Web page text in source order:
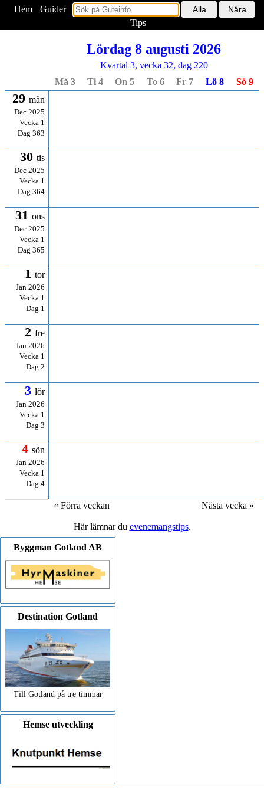
Hem
Guider
Tips
Lördag 8 augusti 2026
Kvartal 3, vecka 32, dag 220
Må 3
Ti 4 On 5 To 6 Fr 7 Lö 8 Sö 9
29 mån
Dec 2025
Vecka 1
Dag 363
30 tis
Dec 2025
Vecka 1
Dag 364
31 ons
Dec 2025
Vecka 1
Dag 365
1 tor
Jan 2026
Vecka 1
Dag 1
2 fre
Jan 2026
Vecka 1
Dag 2
3 lör
Jan 2026
Vecka 1
Dag 3
4 sön
Jan 2026
Vecka 1
Dag 4
« Förra veckan Nästa vecka »
Här lämnar du evenemangstips.
Byggman Gotland AB
Destination Gotland
Till Gotland på tre timmar
Hemse utveckling